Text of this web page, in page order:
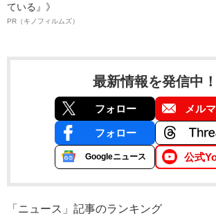
ている』》
PR（キノフィルムズ）
最新情報を発信中！
フォロー メル
フォロー
Googleニュース 公式
「ニュース」記事のランキング